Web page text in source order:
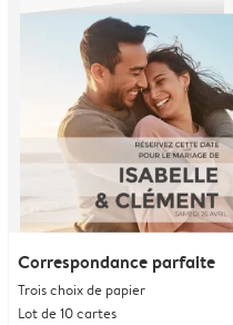
Correspondance parfaite
Trois choix de papier
Lot de 10 cartes